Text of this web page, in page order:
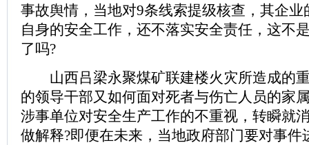
事故舆情，当地对9条线索提级核查，其企
自身的安全工作，还不落实安全责任，这不
了吗?
山西吕梁永聚煤矿联建楼火灾所造成的
的领导干部又如何面对死者与伤亡人员的家
涉事单位对安全生产工作的不重视，转瞬就
做解释?即便在未来，当地政府部门要对事件